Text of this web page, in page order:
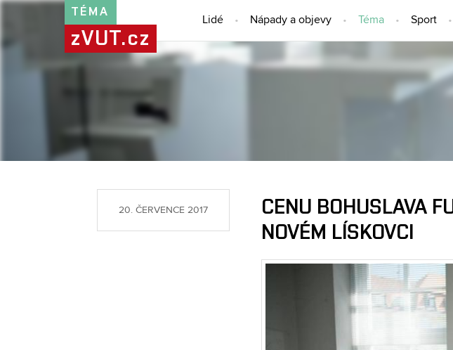
TÉMA
zVUT.cz
Lidé Nápady a objevy Téma Sport
20. ČERVENCE 2017
CENU BOHUSLAVA
NOVÉM LÍSKOVCI